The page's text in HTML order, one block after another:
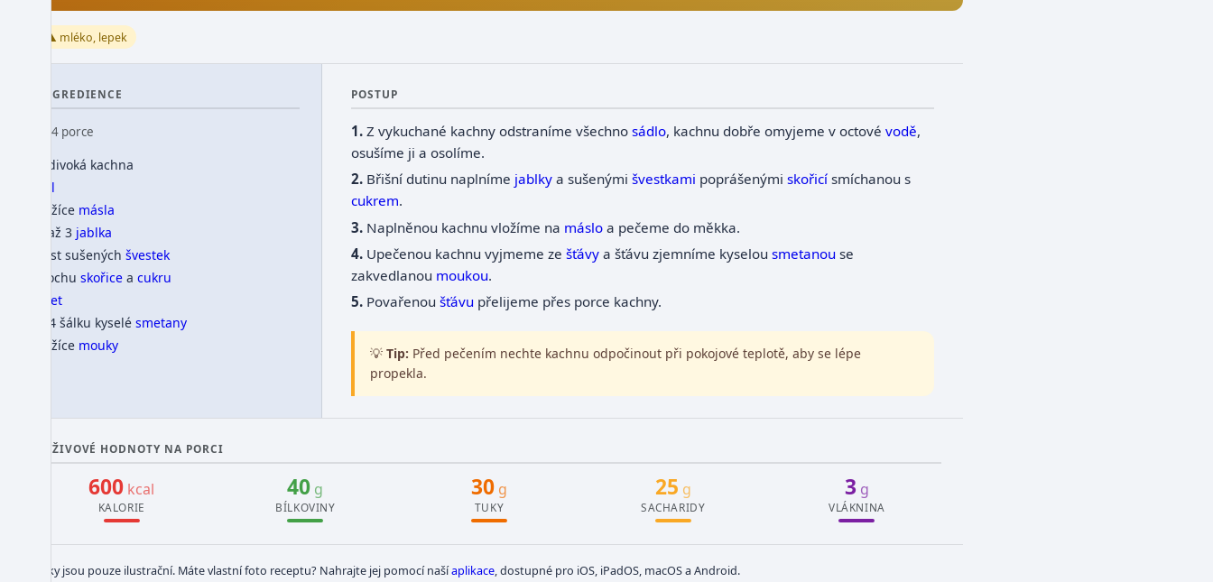
⚠️ mléko, lepek
INGREDIENCE
👥 4 porce
1 divoká kachna
sůl
1 lžíce másla
2 až 3 jablka
hrst sušených švestek
trochu skořicea cukru
ocet
3/4 šálku kyselé smetany
1 lžíce mouky
POSTUP
Z vykuchané kachny odstraníme všechno sádlo, kachnu dobře omyjeme v octové vodě,
osušíme ji a osolíme.
Břišní dutinu naplníme jablkya sušenými švestkami poprášenými skořicísmíchanou s
cukrem.
Naplněnou kachnu vložíme na másloa pečeme do měkka.
Upečenou kachnu vyjmeme ze šťávya šťávu zjemníme kyselou smetanou se
zakvedlanou moukou.
Povařenou šťávu přelijeme přes porce kachny.
💡Tip: Před pečením nechte kachnu odpočinout při pokojové teplotě, aby se lépe
propekla.
VÝŽIVOVÉ HODNOTY NA PORCI
600 kcal
KALORIE
40 g
BÍLKOVINY
30g
TUKY
25 g
SACHARIDY
3 g
VLÁKNINA
Obrázky jsou pouze ilustrační. Máte vlastní foto receptu? Nahrajte jej pomocí našíaplikace, dostupné pro iOS, iPadOS, macOS a Android.